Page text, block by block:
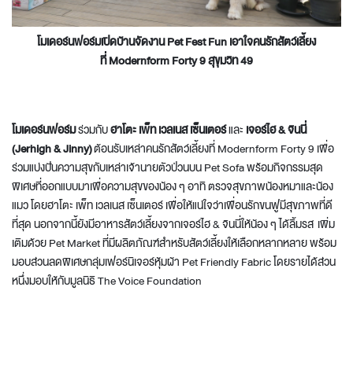
โมเดอร์นฟอร์มเปิดบ้านจัดงานPet Fest Fun เอาใจคนรักสัตว์เลี้ยง
ที่Modernform Forty 9 สุขุมวิท 49
โมเดอร์นฟอร์มร่วมกับฮาโตะ เพ็ท เวลเนส เซ็นเตอร์และ เจอร์ไฮ & จินนี่
(Jerhigh & Jinny)ต้อนรับเหล่าคนรักสัตว์เลี้ยงที่ Modernform Forty 9 เพื่อ
ร่วมแบ่งปันความสุขกับเหล่าเจ้านายตัวป่วนบน Pet Sofa พร้อมกิจกรรมสุด
พิเศษที่ออกแบบมาเพื่อความสุขของน้อง ๆ อาทิ ตรวจสุขภาพน้องหมาและน้อง
แมว โดยฮาโตะ เพ็ท เวลเนส เซ็นเตอร์ เพื่อให้แน่ใจว่าเพื่อนรักขนฟูมีสุขภาพที่ดี
ที่สุด นอกจากนี้ยังมีอาหารสัตว์เลี้ยงจากเจอร์ไฮ & จินนี่ให้น้อง ๆ ได้ลิ้มรส เพิ่ม
เติมด้วย Pet Market ที่มีผลิตภัณฑ์สำหรับสัตว์เลี้ยงให้เลือกหลากหลาย พร้อม
มอบส่วนลดพิเศษกลุ่มเฟอร์นิเจอร์หุ้มผ้า Pet Friendly Fabric โดยรายได้ส่วน
หนึ่งมอบให้กับมูลนิธิ The Voice Foundation